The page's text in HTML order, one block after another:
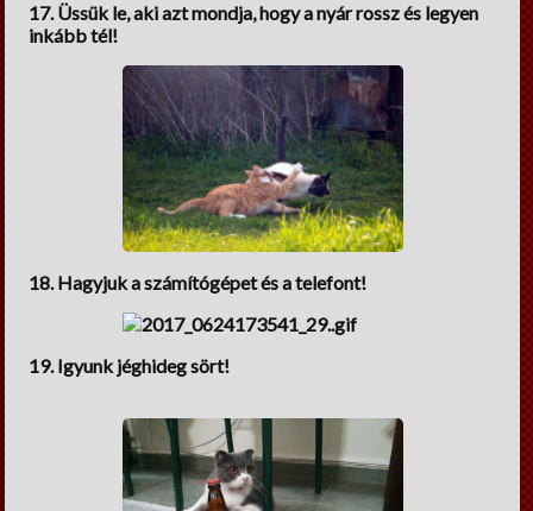
17. Üssük le, aki azt mondja, hogy a nyár rossz és legyen
inkább tél!
18. Hagyjuk a számítógépet és a telefont!
19. Igyunk jéghideg sört!